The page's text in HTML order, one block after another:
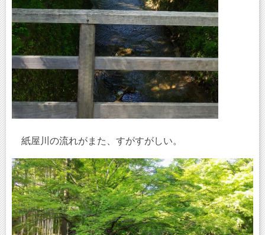
紙屋川の流れがまた、すがすがしい。